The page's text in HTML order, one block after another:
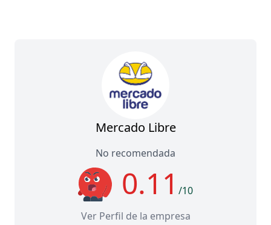
Mercado Libre
No recomendada
0.11 /10
Ver Perfil de la empresa